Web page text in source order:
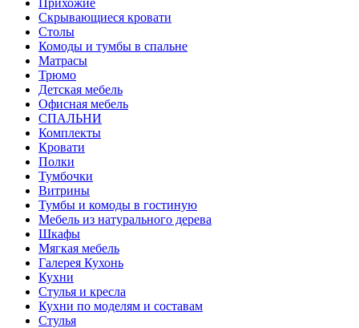
Скрывающиеся кровати
Столы
Комоды и тумбы в спальне
Матрасы
Трюмо
Детская мебель
Офисная мебель
СПАЛЬНИ
Комплекты
Кровати
Полки
Тумбочки
Витрины
Тумбы и комоды в гостиную
Мебель из натурального дерева
Шкафы
Мягкая мебель
Галерея Кухонь
Кухни
Стулья и кресла
Кухни по моделям и составам
Стулья